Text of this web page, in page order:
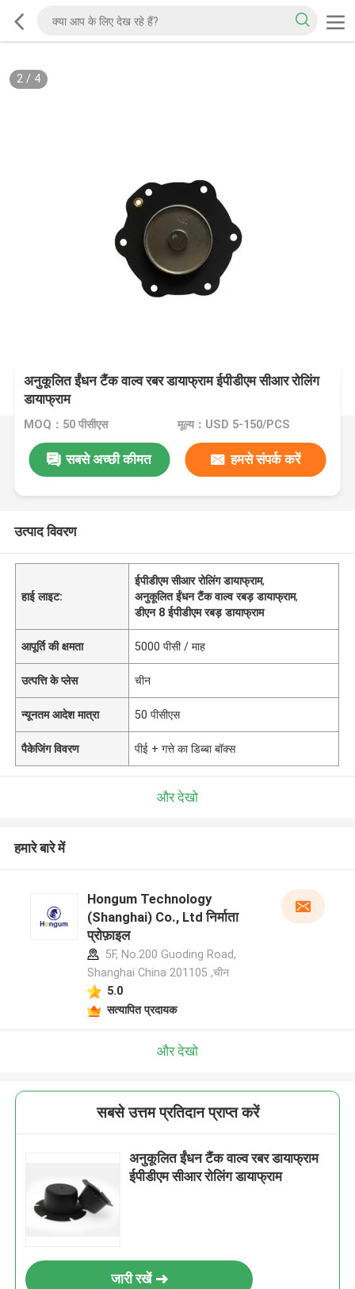
2/ 4
अनुकूलित ईंधन टैंक वाल्व रबर डायाफ्राम ईपीडीएम सीआर रोलिंग
डायाफ्राम
MOQ：50 पीसीएस मूल्य：USD 5-150/PCS
सबसे अच्छी कीमत हमसे संपर्क करें
उत्पाद विवरण
हाई लाइट:
ईपीडीएम सीआर रोलिंग डायाफ्राम,
अनुकूलित ईंधन टैंक वाल्व रबड़ डायाफ्राम,
डीएन 8 ईपीडीएम रबड़ डायाफ्राम
आपूर्ति की क्षमता 5000 पीसी / माह
उत्पत्ति के प्लेस चीन
न्यूनतम आदेश मात्रा 50 पीसीएस
पैकेजिंग विवरण पीई + गत्ते का डिब्बा बॉक्स
और देखो
हमारे बारे में
Hongum Technology
(Shanghai) Co., Ltd निर्माता
प्रोफ़ाइल
5F, No.200 Guoding Road,
Shanghai China 201105 ,चीन
5.0
सत्यापित प्रदायक
और देखो
सबसे उत्तम प्रतिदान प्राप्त करें
अनुकूलित ईंधन टैंक वाल्व रबर डायाफ्राम
ईपीडीएम सीआर रोलिंग डायाफ्राम
जारी रखें